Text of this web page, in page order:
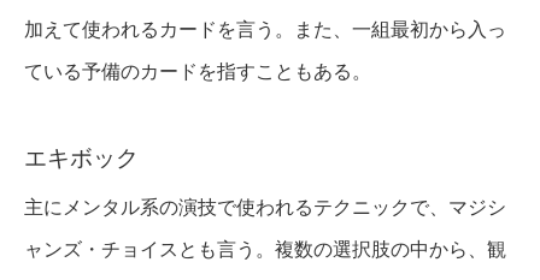
加えて使われるカードを言う。また、一組最初から入っ
ている予備のカードを指すこともある。
エキボック
主にメンタル系の演技で使われるテクニックで、マジシ
ャンズ・チョイスとも言う。複数の選択肢の中から、観